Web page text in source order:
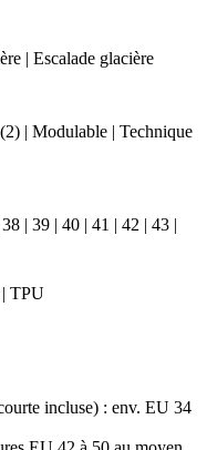
| Escalade glacière
| Modulable | Technique
38 | 39 | 40 | 41 | 42 | 43 |
| TPU
incluse) : env. EU 34